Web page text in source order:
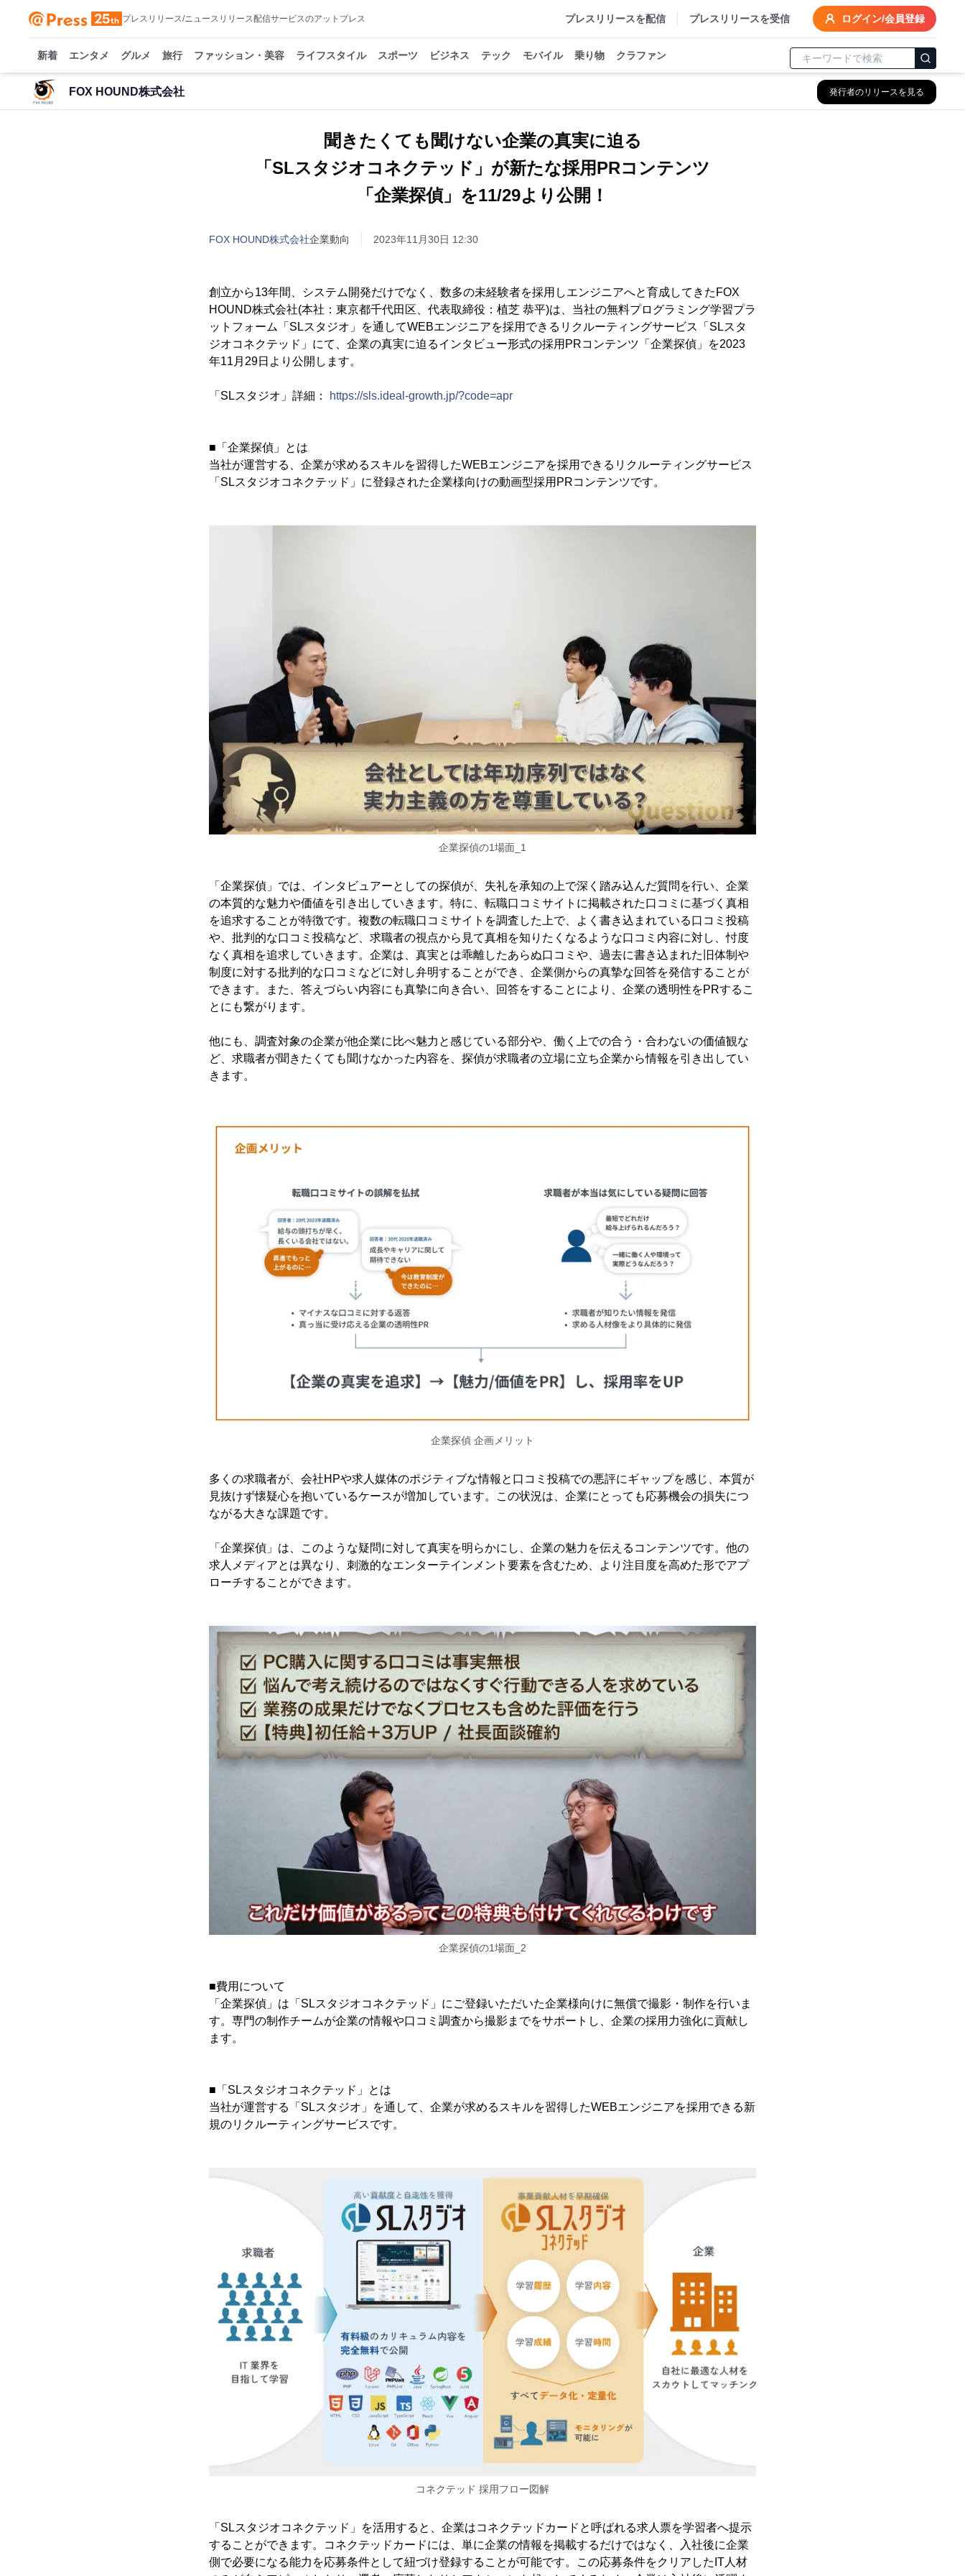
プレスリリース/ニュースリリース配信サービスのアットプレス プレスリリースを配信 プレスリリースを受信 ログイン/会員登録
新着 エンタメ グルメ 旅行 ファッション・美容 ライフスタイル スポーツ ビジネス テック モバイル 乗り物 クラファン
FOX HOUND株式会社 発行者のリリースを見る
聞きたくても聞けない企業の真実に迫る
「SLスタジオコネクテッド」が新たな採用PRコンテンツ
「企業探偵」を11/29より公開！
FOX HOUND株式会社企業動向 2023年11月30日 12:30
創立から13年間、システム開発だけでなく、数多の未経験者を採用しエンジニアへと育成してきたFOX
HOUND株式会社(本社：東京都千代田区、代表取締役：植芝 恭平)は、当社の無料プログラミング学習プラ
ットフォーム「SLスタジオ」を通してWEBエンジニアを採用できるリクルーティングサービス「SLスタ
ジオコネクテッド」にて、企業の真実に迫るインタビュー形式の採用PRコンテンツ「企業探偵」を2023
年11月29日より公開します。
「SLスタジオ」詳細： https://sls.ideal-growth.jp/?code=apr
■「企業探偵」とは
当社が運営する、企業が求めるスキルを習得したWEBエンジニアを採用できるリクルーティングサービス
「SLスタジオコネクテッド」に登録された企業様向けの動画型採用PRコンテンツです。
企業探偵の1場面_1
「企業探偵」では、インタビュアーとしての探偵が、失礼を承知の上で深く踏み込んだ質問を行い、企業
の本質的な魅力や価値を引き出していきます。特に、転職口コミサイトに掲載された口コミに基づく真相
を追求することが特徴です。複数の転職口コミサイトを調査した上で、よく書き込まれている口コミ投稿
や、批判的な口コミ投稿など、求職者の視点から見て真相を知りたくなるような口コミ内容に対し、忖度
なく真相を追求していきます。企業は、真実とは乖離したあらぬ口コミや、過去に書き込まれた旧体制や
制度に対する批判的な口コミなどに対し弁明することができ、企業側からの真摯な回答を発信することが
できます。また、答えづらい内容にも真摯に向き合い、回答をすることにより、企業の透明性をPRするこ
とにも繋がります。
他にも、調査対象の企業が他企業に比べ魅力と感じている部分や、働く上での合う・合わないの価値観な
ど、求職者が聞きたくても聞けなかった内容を、探偵が求職者の立場に立ち企業から情報を引き出してい
きます。
企業探偵 企画メリット
多くの求職者が、会社HPや求人媒体のポジティブな情報と口コミ投稿での悪評にギャップを感じ、本質が
見抜けず懐疑心を抱いているケースが増加しています。この状況は、企業にとっても応募機会の損失につ
ながる大きな課題です。
「企業探偵」は、このような疑問に対して真実を明らかにし、企業の魅力を伝えるコンテンツです。他の
求人メディアとは異なり、刺激的なエンターテインメント要素を含むため、より注目度を高めた形でアプ
ローチすることができます。
企業探偵の1場面_2
■費用について
「企業探偵」は「SLスタジオコネクテッド」にご登録いただいた企業様向けに無償で撮影・制作を行いま
す。専門の制作チームが企業の情報や口コミ調査から撮影までをサポートし、企業の採用力強化に貢献し
ます。
■「SLスタジオコネクテッド」とは
当社が運営する「SLスタジオ」を通して、企業が求めるスキルを習得したWEBエンジニアを採用できる新
規のリクルーティングサービスです。
コネクテッド 採用フロー図解
「SLスタジオコネクテッド」を活用すると、企業はコネクテッドカードと呼ばれる求人票を学習者へ提示
することができます。コネクテッドカードには、単に企業の情報を掲載するだけではなく、入社後に企業
側で必要になる能力を応募条件として紐づけ登録することが可能です。この応募条件をクリアしたIT人材